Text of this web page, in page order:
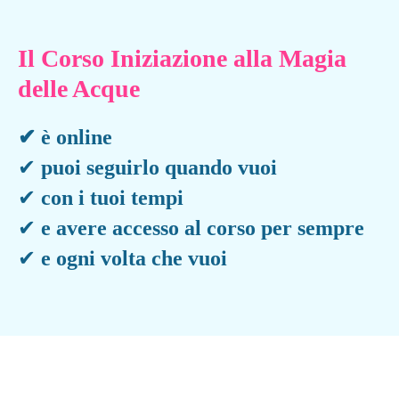
Il Corso Iniziazione alla Magia
delle Acque
✔︎ è online
✔︎ puoi seguirlo quando vuoi
✔︎ con i tuoi tempi
✔︎ e avere accesso al corso per sempre
✔︎ e ogni volta che vuoi